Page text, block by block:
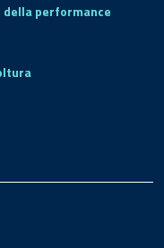
performance